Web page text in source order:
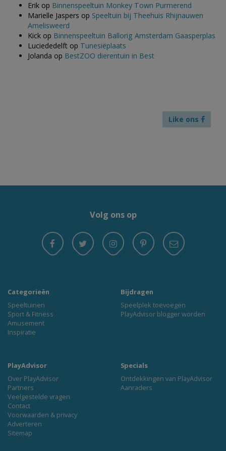
Erik op Binnenspeeltuin Monkey Town Purmerend
Marielle Jaspers op Speeltuin bij Theehuis Rhijnauwen
Amelisweerd
Kick op Binnenspeeltuin Ballorig Amsterdam Gaasperplas
Luciededelft op Tunesiëplaats
Jolanda op BestZOO dierentuin in Best
Like ons
Volg ons op
Categorieën
Speeltuinen
Sport & Fitness
Amusement
Inspiratie
Bijdragen
Speelplek toevoegen
PlayAdvisor blogger worden
PlayAdvisor
Over PlayAdvisor
Partners
Veelgestelde vragen
Contact
Voorwaarden & privacy
Adverteren
Sitemap
Specials
Ontdekkingen van PlayAdvisor
Aanraders